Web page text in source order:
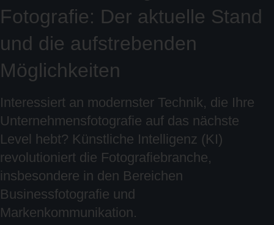
Fotografie: Der aktuelle Stand
und die aufstrebenden
Möglichkeiten
Interessiert an modernster Technik, die Ihre
Unternehmensfotografie auf das nächste
Level hebt? Künstliche Intelligenz (KI)
revolutioniert die Fotografiebranche,
insbesondere in den Bereichen
Businessfotografie und
Markenkommunikation.